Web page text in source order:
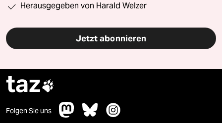
Herausgegeben von Harald Welzer
Jetzt abonnieren
taz
Folgen Sie uns